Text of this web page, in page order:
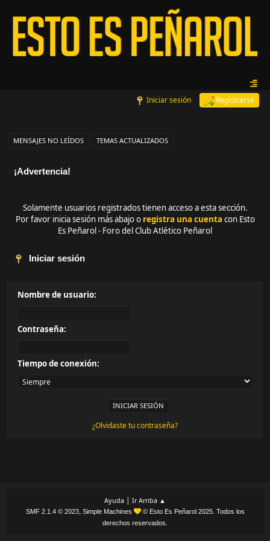
Iniciar sesión Regístrarse
MENSAJES NO LEÍDOS TEMAS ACTUALIZADOS
¡Advertencia!
Solamente usuarios registrados tienen acceso a esta sección.
Por favor inicia sesión más abajo o registra una cuenta con Esto
Es Peñarol - Foro del Club Atlético Peñarol
Iniciar sesión
Nombre de usuario:
Contraseña:
Tiempo de conexión:
¿Olvidaste tu contraseña?
Ayuda | Ir Arriba ▲
SMF 2.1.4 © 2023, Simple Machines
© Esto Es Peñarol 2025. Todos los
derechos reservados.